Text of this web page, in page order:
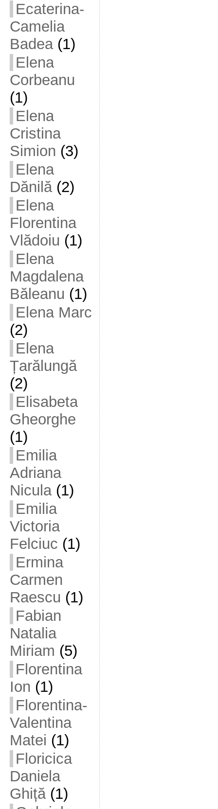
Ecaterina-
Camelia
Badea(1)
Elena
Corbeanu
(1)
Elena
Cristina
Simion (3)
Elena
Dănilă(2)
Elena
Florentina
Vlădoiu (1)
Elena
Magdalena
Băleanu (1)
Elena Marc
(2)
Elena
Țarălungă
(2)
Elisabeta
Gheorghe
(1)
Emilia
Adriana
Nicula(1)
Emilia
Victoria
Felciuc (1)
Ermina
Carmen
Raescu (1)
Fabian
Natalia
Miriam (5)
Florentina
Ion (1)
Florentina-
Valentina
Matei (1)
Floricica
Daniela
Ghiță(1)